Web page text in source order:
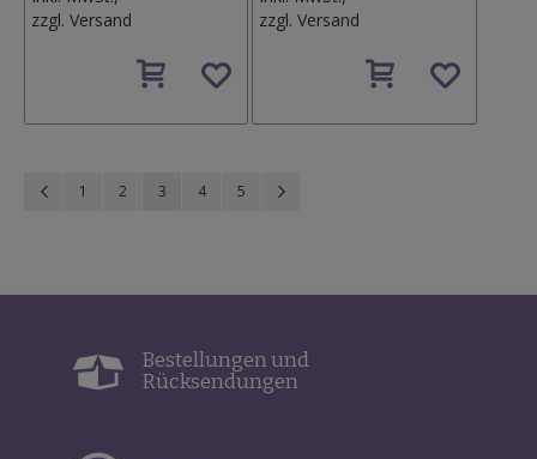
zzgl. Versand
den
zzgl.Versand
den
Seite Seite
Zurück
Seite
1 Seite
2 Sie lesen gerade Seite
3 Seite
4 Seite
5
Bestellungen und
Rücksendungen